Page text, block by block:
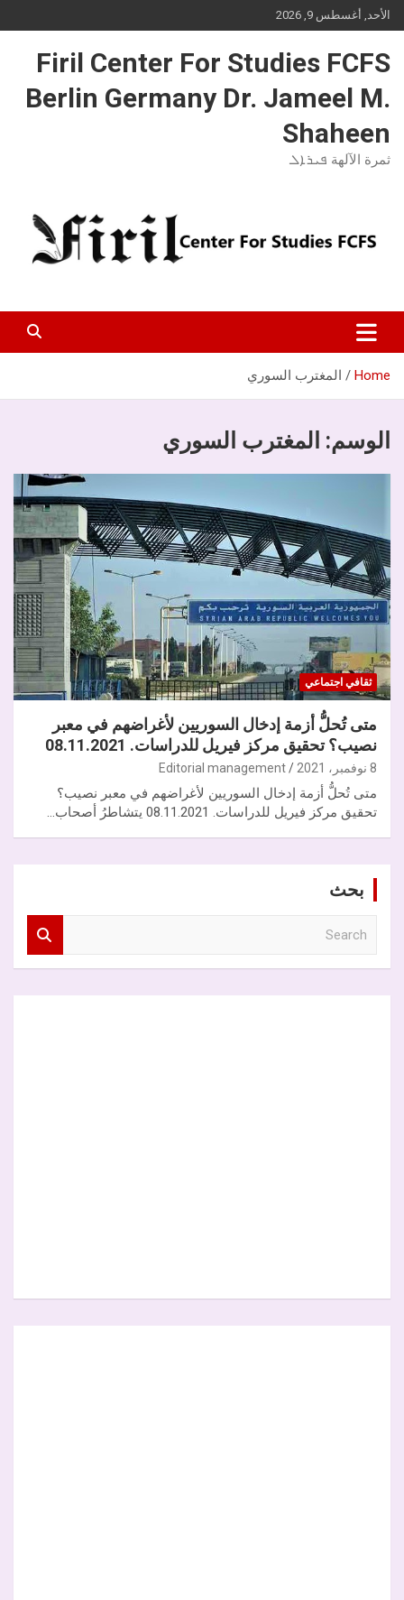
Skip
to
الأحد, أغسطس 9, 2026
Firil Center For Studies FCFS
Berlin Germany Dr. Jameel M.
Shaheen
ثمرة الآلهة ܦܝܪܐܠ
Home المغترب السوري
الوسم: المغترب السوري
ثقافي اجتماعي
متى تُحلُّ أزمة إدخال السوريين لأغراضهم في معبر
نصيب؟ تحقيق مركز فيريل للدراسات. 08.11.2021
8 نوفمبر، 2021 Editorial management
متى تُحلُّ أزمة إدخال السوريين لأغراضهم في معبر نصيب؟
تحقيق مركز فيريل للدراسات. 08.11.2021 يتشاطرُ أصحاب…
بحث